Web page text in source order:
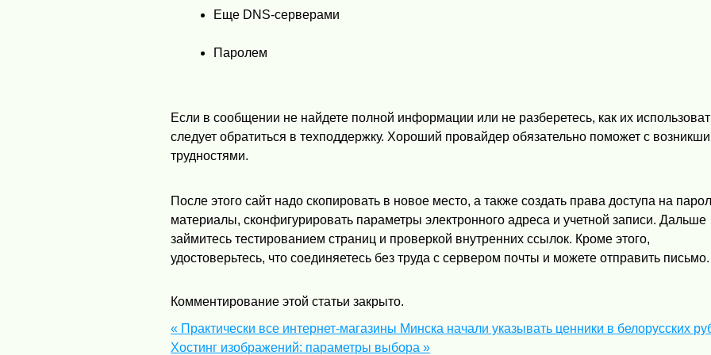
Еще DNS-серверами
Паролем
Если в сообщении не найдете полной информации или не разберетесь, как их
следует обратиться в техподдержку. Хороший провайдер обязательно поможет с
трудностями.
После этого сайт надо скопировать в новое место, а также создать права доступа на
материалы, сконфигурировать параметры электронного адреса и учетной записи. Дальше
займитесь тестированием страниц и проверкой внутренних ссылок. Кроме этого,
удостоверьтесь, что соединяетесь без труда с сервером почты и можете отправить письмо.
Комментирование этой статьи закрыто.
« Практически все интернет-магазины Минска начали указывать ценники в белорусских
Хостинг изображений: параметры выбора »